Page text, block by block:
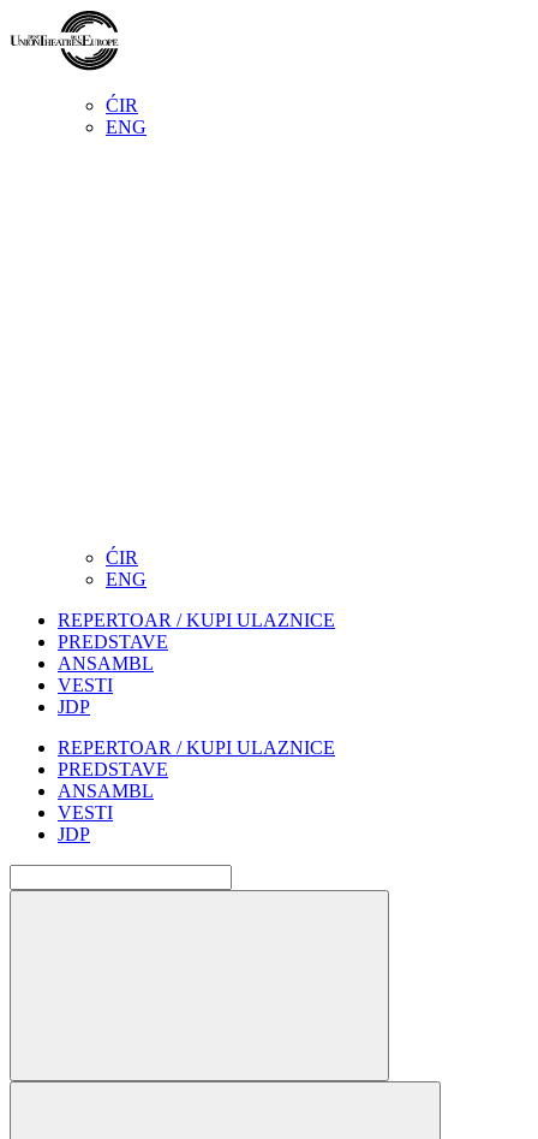
ĆIR
ENG
ĆIR
ENG
REPERTOAR / KUPI ULAZNICE
PREDSTAVE
ANSAMBL
VESTI
JDP
REPERTOAR / KUPI ULAZNICE
PREDSTAVE
ANSAMBL
VESTI
JDP